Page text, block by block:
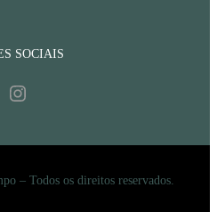
SOCIAIS
Instagram
– Todos os direitos reservados.